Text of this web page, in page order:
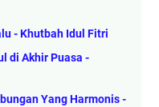
- Khutbah Idul Fitri
di Akhir Puasa -
Yang Harmonis -